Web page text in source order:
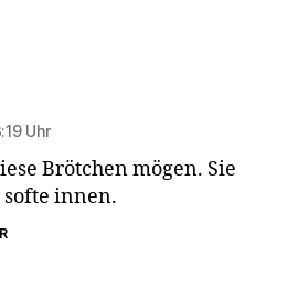
Uhr
Brötchen mögen. Sie
innen.